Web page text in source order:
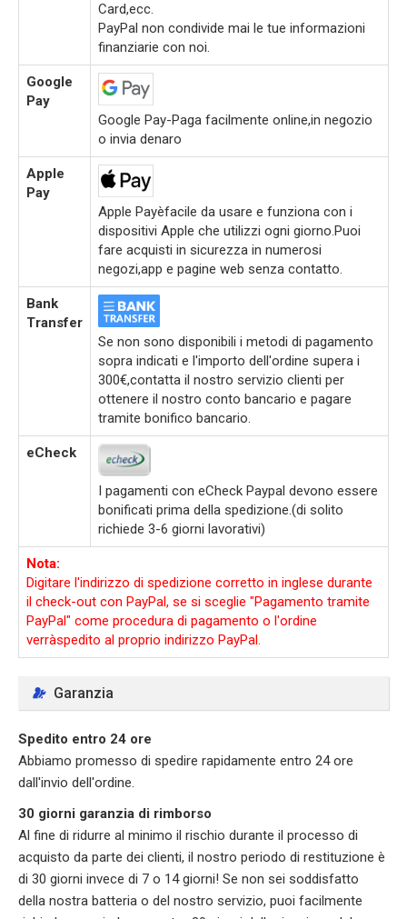
Card,ecc.
PayPal non condivide mai le tue informazioni
finanziarie con noi.
Google
Pay
Google Pay-Paga facilmente online,in negozio
o invia denaro
Apple
Pay
Apple Payèfacile da usare e funziona con i
dispositivi Apple che utilizzi ogni giorno.Puoi
fare acquisti in sicurezza in numerosi
negozi,app e pagine web senza contatto.
Bank
Transfer
Se non sono disponibili i metodi di pagamento
sopra indicati e l'importo dell'ordine supera i
300€,contatta il nostro servizio clienti per
ottenere il nostro conto bancario e pagare
tramite bonifico bancario.
eCheck
I pagamenti con eCheck Paypal devono essere
bonificati prima della spedizione.(di solito
richiede 3-6 giorni lavorativi)
Nota:
Digitare l'indirizzo di spedizione corretto in inglese durante
il check-out con PayPal, se si sceglie "Pagamento tramite
PayPal" come procedura di pagamento o l'ordine
verràspedito al proprio indirizzo PayPal.
Garanzia
Spedito entro 24 ore
Abbiamo promesso di spedire rapidamente entro 24 ore
dall'invio dell'ordine.
30 giorni garanzia di rimborso
Al fine di ridurre al minimo il rischio durante il processo di
acquisto da parte dei clienti, il nostro periodo di restituzione è
di 30 giorni invece di 7 o 14 giorni! Se non sei soddisfatto
della nostra batteria o del nostro servizio, puoi facilmente